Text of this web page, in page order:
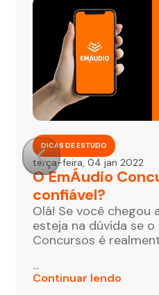
DICAS DE ESTUDO
terça-feira, 04 jan 2022
O EmÁudio
confiável?
Olá! Se você chegou
esteja na dúvida se
Concursos é
...
Continuar lendo